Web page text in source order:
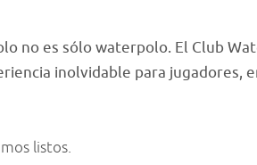
no es sólo waterpolo. El Club
inolvidable para jugadores,
listos.